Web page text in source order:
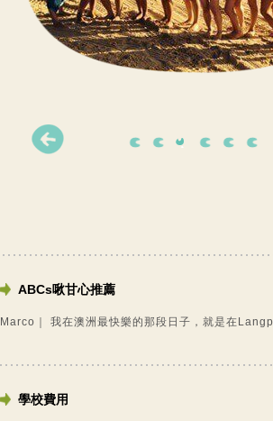
ABCs啾甘心推薦
Marco｜ 我在澳洲最快樂的那段日子，就是在
學校費用